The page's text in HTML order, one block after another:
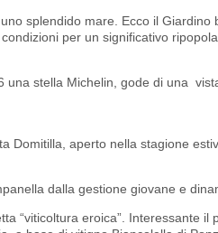
splendido mare. Ecco il Giardino
per un significativo
una stella Michelin, gode di una
Domitilla, aperto nella stagione
dalla gestione giovane e
“viticoltura eroica”. Interessante il